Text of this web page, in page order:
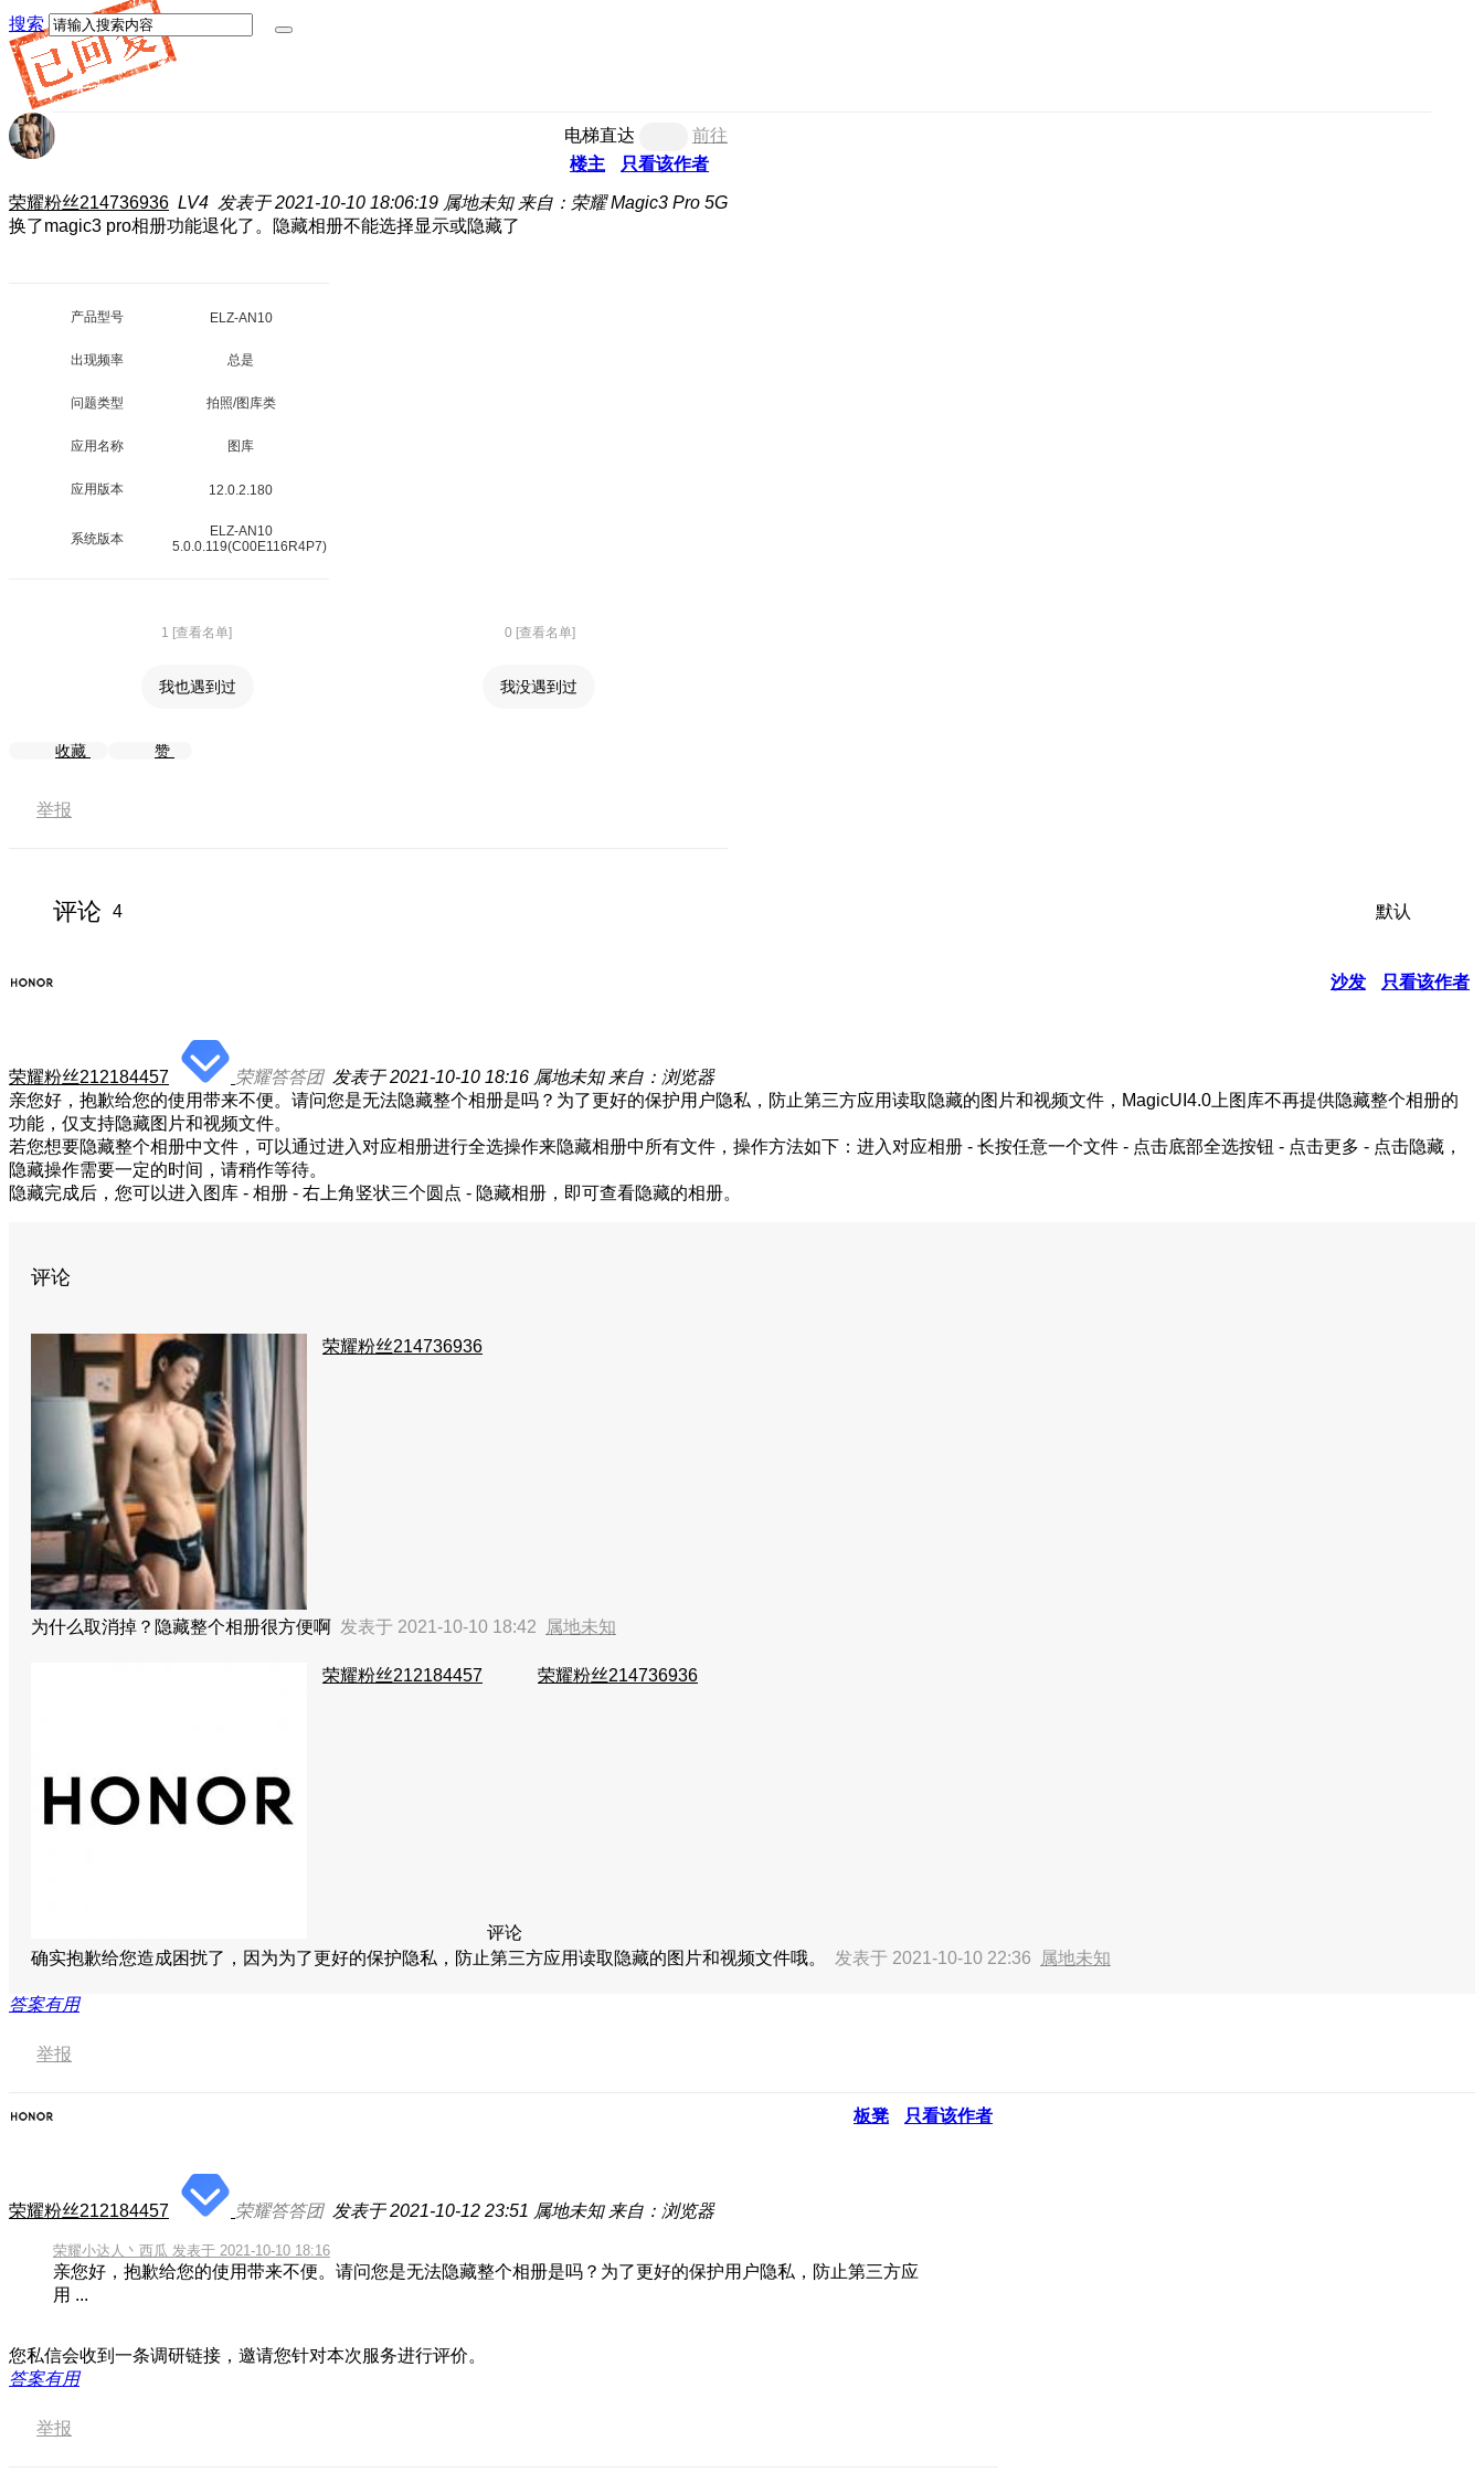
搜索
电梯直达
前往
楼主
只看该作者
荣耀粉丝214736936 LV4 发表于 2021-10-10 18:06:19 属地未知 来自：荣耀 Magic3 Pro 5G
换了magic3 pro相册功能退化了。隐藏相册不能选择显示或隐藏了
产品型号 ELZ-AN10
出现频率 总是
问题类型 拍照/图库类
应用名称 图库
应用版本 12.0.2.180
系统版本
ELZ-AN10
5.0.0.119(C00E116R4P7)
1 [查看名单] 0 [查看名单]
我也遇到过 我没遇到过
收藏 赞
举报
评论 4 默认
沙发 只看该作者
荣耀粉丝212184457 荣耀答答团 发表于 2021-10-10 18:16 属地未知 来自：浏览器
亲您好，抱歉给您的使用带来不便。请问您是无法隐藏整个相册是吗？为了更好的保护用户隐私，防止第三方应用读取隐藏的图片和视频文件，MagicUI4.0上图库不再提供隐藏整个相册的
功能，仅支持隐藏图片和视频文件。
若您想要隐藏整个相册中文件，可以通过进入对应相册进行全选操作来隐藏相册中所有文件，操作方法如下：进入对应相册 - 长按任意一个文件 - 点击底部全选按钮 - 点击更多 - 点击隐藏，
隐藏操作需要一定的时间，请稍作等待。
隐藏完成后，您可以进入图库 - 相册 - 右上角竖状三个圆点 - 隐藏相册，即可查看隐藏的相册。
评论
荣耀粉丝214736936
为什么取消掉？隐藏整个相册很方便啊 发表于 2021-10-10 18:42 属地未知
荣耀粉丝212184457
评论
荣耀粉丝214736936
确实抱歉给您造成困扰了，因为为了更好的保护隐私，防止第三方应用读取隐藏的图片和视频文件哦。 发表于 2021-10-10 22:36 属地未知
答案有用
举报
板凳 只看该作者
荣耀粉丝212184457 荣耀答答团 发表于 2021-10-12 23:51 属地未知 来自：浏览器
荣耀小达人丶西瓜 发表于 2021-10-10 18:16
亲您好，抱歉给您的使用带来不便。请问您是无法隐藏整个相册是吗？为了更好的保护用户隐私，防止第三方应
用 ...
您私信会收到一条调研链接，邀请您针对本次服务进行评价。
答案有用
举报